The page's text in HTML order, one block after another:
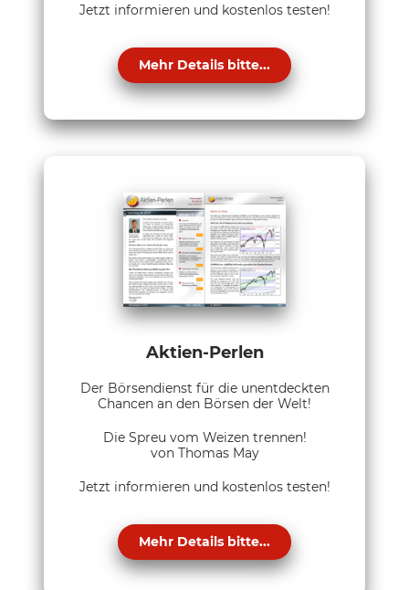
Jetzt informieren und kostenlos testen!
Mehr Details bitte...
Aktien-Perlen
Der Börsendienst für die unentdeckten
Chancen an den Börsen der Welt!
Die Spreu vom Weizen trennen!
von Thomas May
Jetzt informieren und kostenlos testen!
Mehr Details bitte...